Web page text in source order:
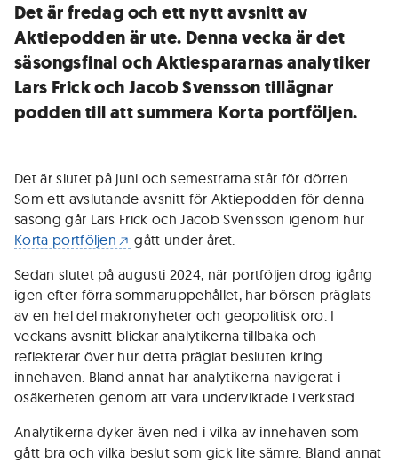
Det är fredag och ett nytt avsnitt av
Aktiepodden är ute. Denna vecka är det
säsongsfinal och Aktiespararnas analytiker
Lars Frick och Jacob Svensson tillägnar
podden till att summera Korta portföljen.
Det är slutet på juni och semestrarna står för dörren.
Som ett avslutande avsnitt för Aktiepodden för denna
säsong går Lars Frick och Jacob Svensson igenom hur
Korta portföljen
gått under året.
Sedan slutet på augusti 2024, när portföljen drog igång
igen efter förra sommaruppehållet, har börsen präglats
av en hel del makronyheter och geopolitisk oro. I
veckans avsnitt blickar analytikerna tillbaka och
reflekterar över hur detta präglat besluten kring
innehaven. Bland annat har analytikerna navigerat i
osäkerheten genom att vara underviktade i verkstad.
Analytikerna dyker även ned i vilka av innehaven som
gått bra och vilka beslut som gick lite sämre. Bland annat